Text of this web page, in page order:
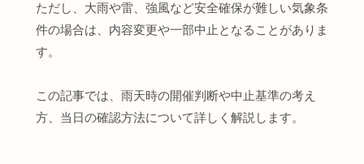
ただし、大雨や雷、強風など安全確保が難しい気象条
件の場合は、内容変更や一部中止となることがありま
す。
この記事では、雨天時の開催判断や中止基準の考え
方、当日の確認方法について詳しく解説します。